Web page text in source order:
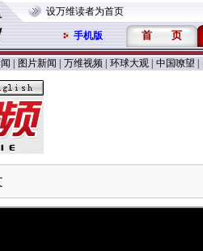
设万维读者为首页
手机版 首 页
图片新闻 万维视频 环球大观 中国嘹望